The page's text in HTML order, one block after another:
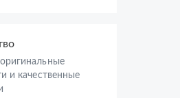
и качественные